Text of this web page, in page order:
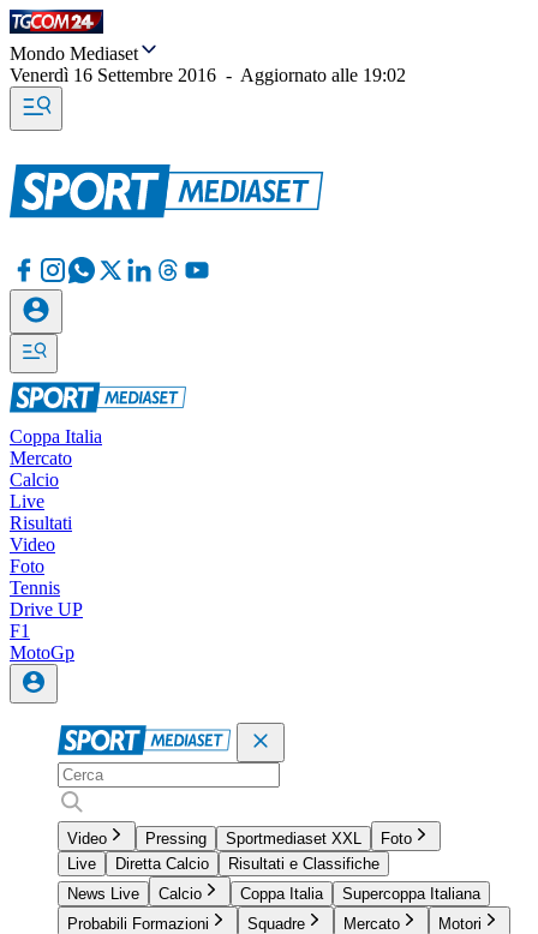
Mondo Mediaset
Venerdì 16 Settembre 2016 - Aggiornato alle 19:02
Coppa Italia
Mercato
Calcio
Live
Risultati
Video
Foto
Tennis
Drive UP
F1
MotoGp
Video Pressing Sportmediaset XXL
Foto
Live
Diretta Calcio
Risultati e Classifiche
News Live
Calcio Coppa Italia
Supercoppa Italiana
Probabili Formazioni
Squadre Mercato
Motori